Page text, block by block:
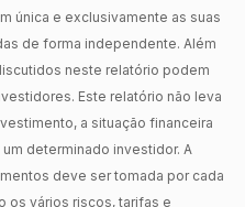
única e exclusivamente as suas
de forma independente. Além
neste relatório podem
Este relatório não leva
a situação financeira
determinado investidor. A
deve ser tomada por cada
os vários riscos, tarifas e